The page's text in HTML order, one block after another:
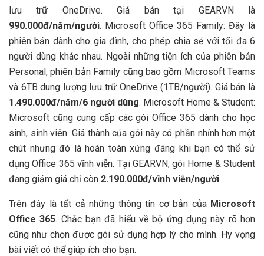
lưu trữ OneDrive. Giá bán tại GEARVN là
990.000đ/năm/người. Microsoft Office 365 Family: Đây là
phiên bản dành cho gia đình, cho phép chia sẻ với tối đa 6
người dùng khác nhau. Ngoài những tiện ích của phiên bản
Personal, phiên bản Family cũng bao gồm Microsoft Teams
và 6TB dung lượng lưu trữ OneDrive (1TB/người). Giá bán là
1.490.000đ/năm/6 người dùng. Microsoft Home & Student:
Microsoft cũng cung cấp các gói Office 365 dành cho học
sinh, sinh viên. Giá thành của gói này có phần nhỉnh hơn một
chút nhưng đó là hoàn toàn xứng đáng khi bạn có thể sử
dụng Office 365 vĩnh viễn. Tại GEARVN, gói Home & Student
đang giảm giá chỉ còn 2.190.000đ/vĩnh viễn/người.
Trên đây là tất cả những thông tin cơ bản của Microsoft
Office 365. Chắc bạn đã hiểu về bộ ứng dụng này rõ hơn
cũng như chọn được gói sử dụng hợp lý cho mình. Hy vọng
bài viết có thể giúp ích cho bạn.